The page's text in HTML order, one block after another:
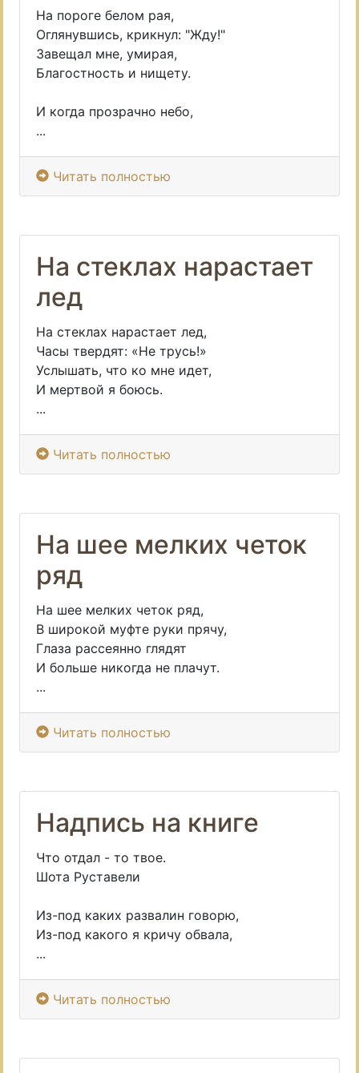
На пороге белом рая,
Оглянувшись, крикнул: "Жду!"
Завещал мне, умирая,
Благостность и нищету.
И когда прозрачно небо,
...
Читать полностью
На стеклах нарастает
лед
На стеклах нарастает лед,
Часы твердят: «Не трусь!»
Услышать, что ко мне идет,
И мертвой я боюсь.
...
Читать полностью
На шее мелких четок
ряд
На шее мелких четок ряд,
В широкой муфте руки прячу,
Глаза рассеянно глядят
И больше никогда не плачут.
...
Читать полностью
Надпись на книге
Что отдал - то твое.
Шота Руставели
Из-под каких развалин говорю,
Из-под какого я кричу обвала,
...
Читать полностью